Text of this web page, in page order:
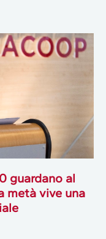
guardano al
metà vive una